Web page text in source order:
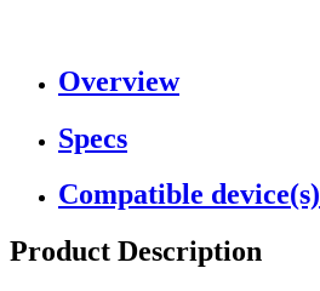
Overview
Specs
Compatible device(s)
Product Description